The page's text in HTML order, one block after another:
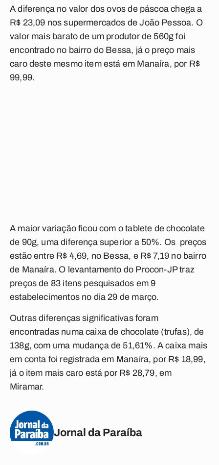
A diferença no valor dos ovos de páscoa chega a
R$ 23,09 nos supermercados de João Pessoa. O
valor mais barato de um produtor de 560g foi
encontrado no bairro do Bessa, já o preço mais
caro deste mesmo item está em Manaíra, por R$
99,99.
A maior variação ficou com o tablete de chocolate
de 90g, uma diferença superior a 50%. Os preços
estão entre R$ 4,69, no Bessa, e R$ 7,19 no bairro
de Manaíra. O levantamento do Procon-JP traz
preços de 83 itens pesquisados em 9
estabelecimentos no dia 29 de março.
Outras diferenças significativas foram
encontradas numa caixa de chocolate (trufas), de
138g, com uma mudança de 51,61%. A caixa mais
em conta foi registrada em Manaíra, por R$ 18,99,
já o item mais caro está por R$ 28,79, em
Miramar.
Jornal da Paraíba